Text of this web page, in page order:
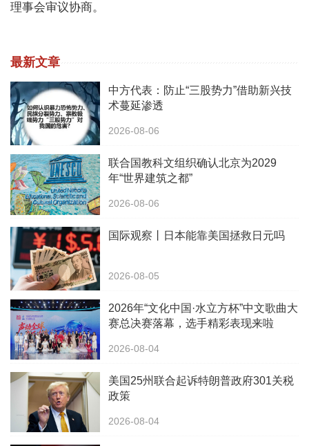
理事会审议协商。
最新文章
中方代表：防止“三股势力”借助新兴技
术蔓延渗透
2026-08-06
联合国教科文组织确认北京为2029
年“世界建筑之都”
2026-08-06
国际观察丨日本能靠美国拯救日元吗
2026-08-05
2026年“文化中国·水立方杯”中文歌曲大
赛总决赛落幕，选手精彩表现来啦
2026-08-04
美国25州联合起诉特朗普政府301关税
政策
2026-08-04